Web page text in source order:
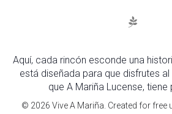
Aquí, cada rincón esconde una
está diseñada para que disfrutes
que A Mariña Lucense,
© 2026 Vive A Mariña. Created for free